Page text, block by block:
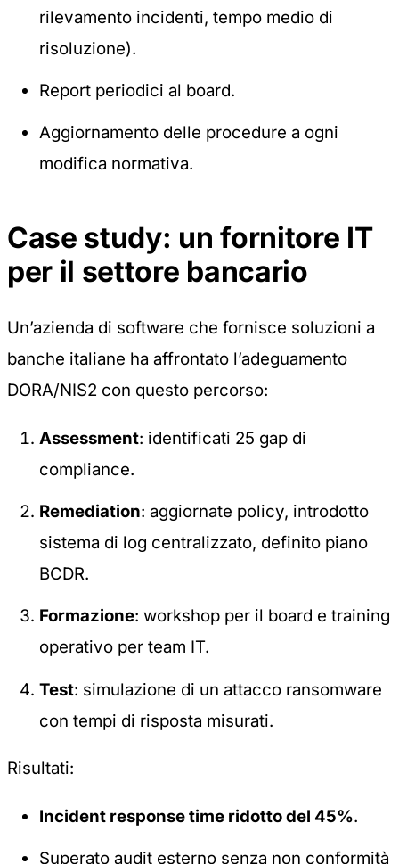
rilevamento incidenti, tempo medio di
risoluzione).
Report periodici al board.
Aggiornamento delle procedure a ogni
modifica normativa.
Case study: un fornitore IT
per il settore bancario
Un’azienda di software che fornisce soluzioni a
banche italiane ha affrontato l’adeguamento
DORA/NIS2 con questo percorso:
Assessment: identificati 25 gap di
compliance.
Remediation: aggiornate policy, introdotto
sistema di log centralizzato, definito piano
BCDR.
Formazione: workshop per il board e training
operativo per team IT.
Test: simulazione di un attacco ransomware
con tempi di risposta misurati.
Risultati:
Incident response time ridotto del 45%.
Superato audit esterno senza non conformità